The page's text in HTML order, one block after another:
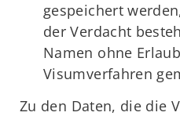
gespeichert
der Verdacht
Namen ohne
Visumverfahren
Zu den Daten, die die